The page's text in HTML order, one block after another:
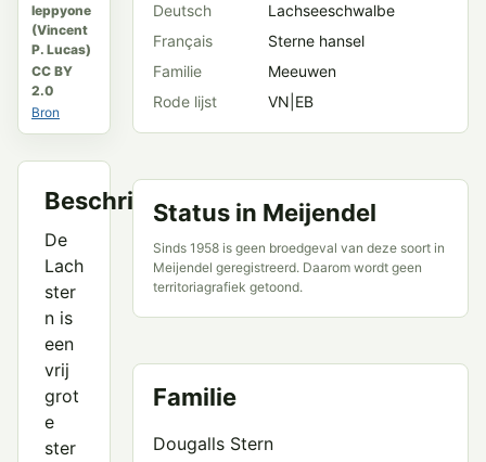
leppyone
(Vincent
P. Lucas)
CC BY
2.0
Bron
Beschrijving
De
Lach
ster
n is
een
vrij
grot
e
ster
Deutsch
Lachseeschwalbe
Français
Sterne hansel
Familie
Meeuwen
Rode lijst
VN|EB
Status in Meijendel
Sinds 1958 is geen broedgeval van deze soort in
Meijendel geregistreerd. Daarom wordt geen
territoriagrafiek getoond.
Familie
Dougalls Stern